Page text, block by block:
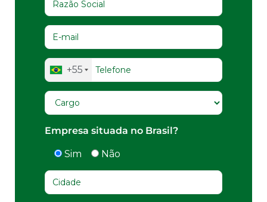
+55
Empresa situada no Brasil?
Sim Não